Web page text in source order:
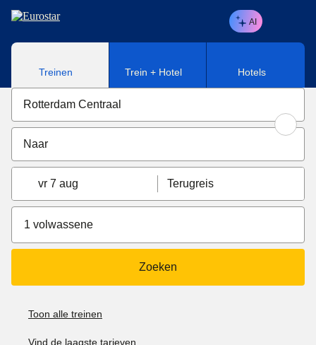
Naar hoofdinhoud
AI
Treinen Trein + Hotel Hotels
vr 7 aug Terugreis
1 volwassene
Zoeken
Toon alle treinen
Vind de laagste tarieven